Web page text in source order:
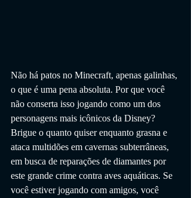
Não há patos no Minecraft, apenas galinhas,
o que é uma pena absoluta. Por que você
não conserta isso jogando como um dos
personagens mais icônicos da Disney?
Brigue o quanto quiser enquanto grasna e
ataca multidões em cavernas subterrâneas,
em busca de reparações de diamantes por
este grande crime contra aves aquáticas. Se
você estiver jogando com amigos, você